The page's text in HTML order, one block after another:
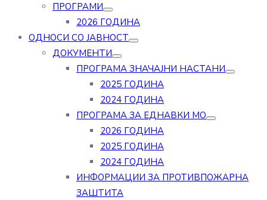
ПРОГРАМИ
2026 ГОДИНА
ОДНОСИ СО ЈАВНОСТ
ДОКУМЕНТИ
ПРОГРАМА ЗНАЧАЈНИ НАСТАНИ
2025 ГОДИНА
2024 ГОДИНА
ПРОГРАМА ЗА ЕДНАВКИ МО
2026 ГОДИНА
2025 ГОДИНА
2024 ГОДИНА
ИНФОРМАЦИИ ЗА ПРОТИВПОЖАРНА
ЗАШТИТА